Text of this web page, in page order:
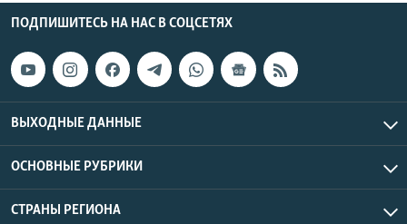
ПОДПИШИТЕСЬ НА НАС В СОЦСЕТЯХ
ВЫХОДНЫЕ ДАННЫЕ
ОСНОВНЫЕ РУБРИКИ
СТРАНЫ РЕГИОНА